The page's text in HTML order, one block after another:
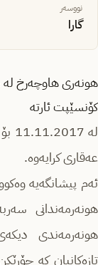
نووسەر
گارا
هونەری هاوچەرخ لە
کۆنسێپت ئارتە
عەقاری کرایەوە.
ئەم پیشانگەیە
هونەرمەندانی
هونەرمەندی
تازەکانیان کە